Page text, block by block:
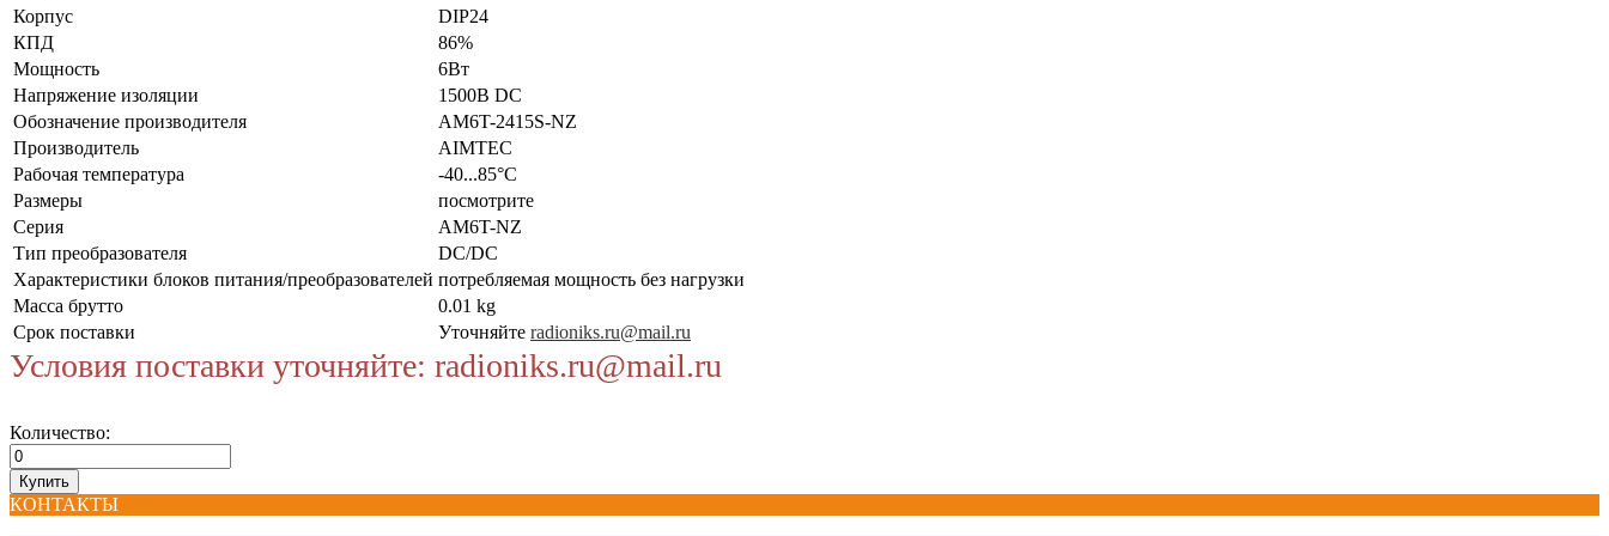
Корпус
DIP24
КПД
86%
Мощность
6Вт
Напряжение изоляции
1500В DC
Обозначение производителя
AM6T-2415S-NZ
Производитель
AIMTEC
Рабочая температура
-40...85°C
Размеры
посмотрите
Серия
AM6T-NZ
Тип преобразователя
DC/DC
Характеристики блоков питания/преобразователей потребляемая мощность без нагрузки
Масса брутто
0.01 kg
Срок поставки
Уточняйте radioniks.ru@mail.ru
Условия поставки уточняйте: radioniks.ru@mail.ru
Количество:
КОНТАКТЫ